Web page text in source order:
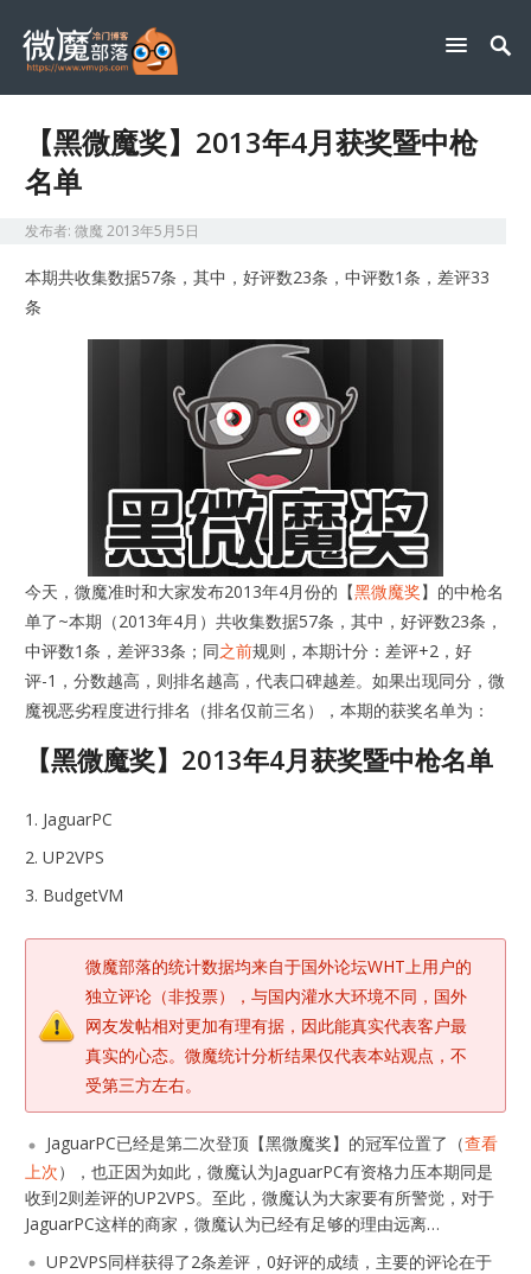
【黑微魔奖】2013年4月获奖暨中枪
名单
发布者:微魔2013年5月5日
本期共收集数据57条，其中，好评数23条，中评数1条，差评33
条
今天，微魔准时和大家发布2013年4月份的【黑微魔奖】的中枪名
单了~本期（2013年4月）共收集数据57条，其中，好评数23条，
中评数1条，差评33条；同之前规则，本期计分：差评+2，好
评-1，分数越高，则排名越高，代表口碑越差。如果出现同分，微
魔视恶劣程度进行排名（排名仅前三名），本期的获奖名单为：
【黑微魔奖】2013年4月获奖暨中枪名单
JaguarPC
UP2VPS
BudgetVM
微魔部落的统计数据均来自于国外论坛WHT上用户的
独立评论（非投票），与国内灌水大环境不同，国外
网友发帖相对更加有理有据，因此能真实代表客户最
真实的心态。微魔统计分析结果仅代表本站观点，不
受第三方左右。
JaguarPC已经是第二次登顶【黑微魔奖】的冠军位置了（查看
上次），也正因为如此，微魔认为JaguarPC有资格力压本期同是
收到2则差评的UP2VPS。至此，微魔认为大家要有所警觉，对于
JaguarPC这样的商家，微魔认为已经有足够的理由远离…
UP2VPS同样获得了2条差评，0好评的成绩，主要的评论在于